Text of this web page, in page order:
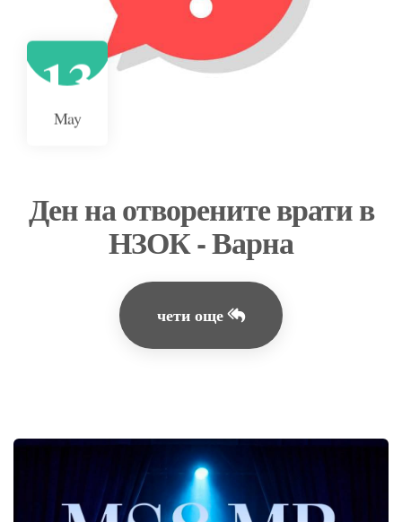
13
May
Ден на отворените врати в
НЗОК - Варна
чети още